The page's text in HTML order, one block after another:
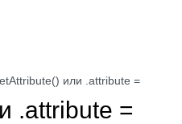
или .attribute =
.attribute =